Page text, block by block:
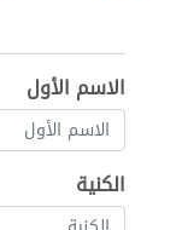
الاسم الأول
الكنية